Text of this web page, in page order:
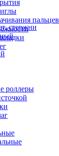
пальцев
стержни
роллеры